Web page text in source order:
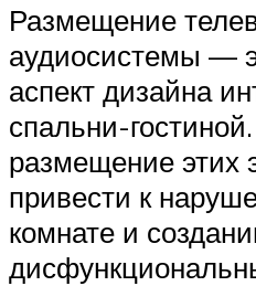
Размещение
аудиосистемы —
аспект дизайна
спальни-
размещение этих
привести к
комнате и